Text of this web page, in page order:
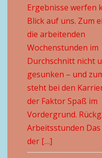
Ergebnisse werfen
Blick auf uns. Zum
die arbeitenden
Wochenstunden im
Durchschnitt nicht
gesunken – und
steht bei den
der Faktor Spaß im
Vordergrund.
Arbeitsstunden
der […]